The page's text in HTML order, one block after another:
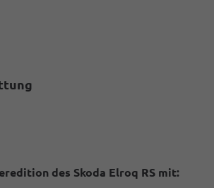
des Skoda Elroq RS mit: